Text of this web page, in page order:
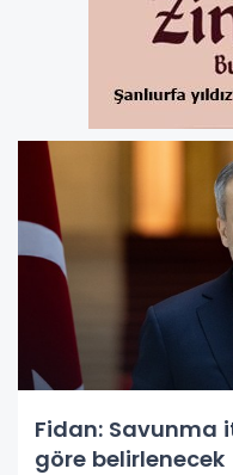
Fidan: Savunma
göre belirlenecek